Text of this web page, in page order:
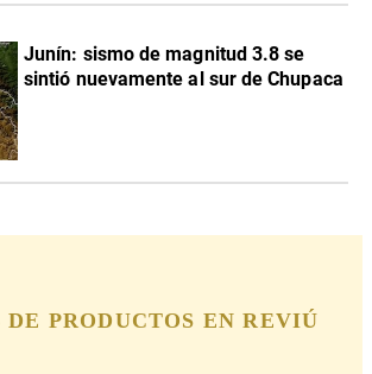
Junín: sismo de magnitud 3.8 se
sintió nuevamente al sur de Chupaca